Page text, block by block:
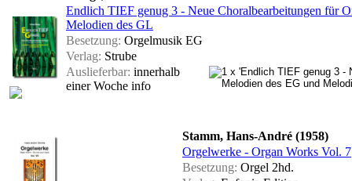
Endlich TIEF genug 3 - Neue Choralbearbeitungen für
Melodien des GL
Besetzung: Orgelmusik EG
Verlag: Strube
Auslieferbar: innerhalb
einer Woche info
Stamm, Hans-André (1958)
Orgelwerke - Organ Works Vol. 7
Besetzung: Orgel 2hd.